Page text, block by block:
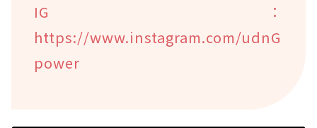
IG：
https://www.instagram.com/udnG
power